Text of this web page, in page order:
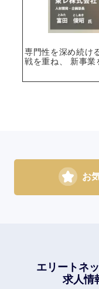
専門性を深め続け
戦を重ね、 新事業
お
エリートネ
求人情